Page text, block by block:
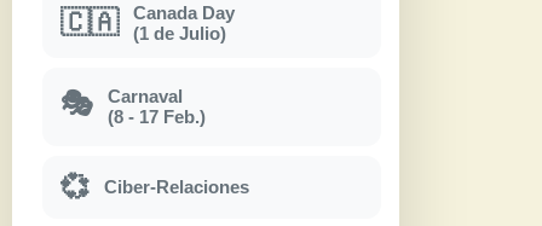
🇨🇦
Canada Day
(1 de Julio)
🎭
Carnaval
(8 - 17 Feb.)
💞 Ciber-Relaciones